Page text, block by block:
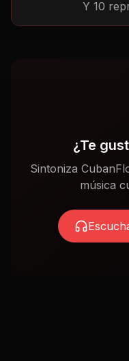
¿Te
Sintoniza
música